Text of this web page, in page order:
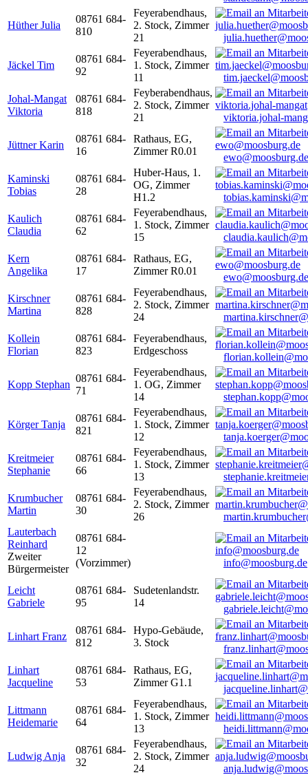
Hüther Julia
08761 684-
810
Feyerabendhaus,
2. Stock, Zimmer
21
Jäckel Tim
08761 684-
92
Feyerabendhaus,
1. Stock, Zimmer
11
Johal-Mangat
Viktoria
08761 684-
818
Feyberabendhaus,
2. Stock, Zimmer
21
viktoria.johal-
Jüttner Karin
08761 684-
16
Rathaus, EG,
Zimmer R0.01
ewo@moosburg.de
Kaminski
Tobias
08761 684-
28
Huber-Haus, 1.
OG, Zimmer
H1.2
Kaulich
Claudia
08761 684-
62
Feyerabendhaus,
1. Stock, Zimmer
15
Kern
Angelika
08761 684-
17
Rathaus, EG,
Zimmer R0.01
ewo@moosburg.de
Kirschner
Martina
08761 684-
828
Feyerabendhaus,
2. Stock, Zimmer
24
Kollein
Florian
08761 684-
823
Feyerabendhaus,
Erdgeschoss
Kopp Stephan
08761 684-
71
Feyerabendhaus,
1. OG, Zimmer
14
Körger Tanja
08761 684-
821
Feyerabendhaus,
1. Stock, Zimmer
12
Kreitmeier
Stephanie
08761 684-
66
Feyerabendhaus,
1. Stock, Zimmer
13
Krumbucher
Martin
08761 684-
30
Feyerabendhaus,
2. Stock, Zimmer
26
Lauterbach
Reinhard
Zweiter
Bürgermeister
08761 684-
12
(Vorzimmer)
info@moosburg.de
Leicht
Gabriele
08761 684-
95
Sudetenlandstr.
14
Linhart Franz
08761 684-
812
Hypo-Gebäude,
3. Stock
Linhart
Jacqueline
08761 684-
53
Rathaus, EG,
Zimmer G1.1
Littmann
Heidemarie
08761 684-
64
Feyerabendhaus,
1. Stock, Zimmer
13
Ludwig Anja
08761 684-
32
Feyerabendhaus,
2. Stock, Zimmer
24